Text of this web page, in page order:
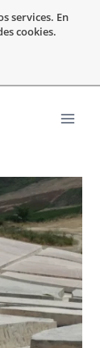
services. En
cookies.